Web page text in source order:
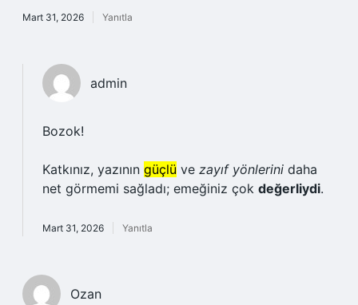
Mart 31, 2026 Yanıtla
admin
Bozok!
Katkınız, yazının güçlü ve zayıf yönlerini daha
net görmemi sağladı; emeğiniz çok değerliydi.
Mart 31, 2026 Yanıtla
Ozan